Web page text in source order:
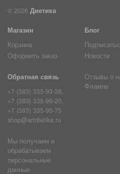
© 2026 Диетика
Магазин
Корзина
Оформить заказ
Блог
Новости
Обратная связь
+7 (383) 335-93-38,
+7 (383) 335-99-20,
+7 (383) 335-95-75
shop@artdietika.ru
Отзывы о
Флампе
Мы получаем и
обрабатываем
персональные
данные